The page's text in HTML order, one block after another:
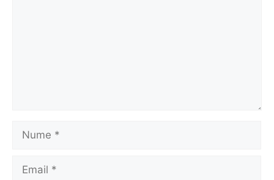
Nume
Email